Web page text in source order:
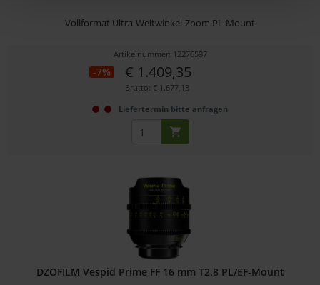
Vollformat Ultra-Weitwinkel-Zoom PL-Mount
Artikelnummer: 12276597
-7% € 1.409,35
Brutto: € 1.677,13
Liefertermin bitte anfragen
DZOFILM Vespid Prime FF 16 mm T2.8 PL/EF-Mount